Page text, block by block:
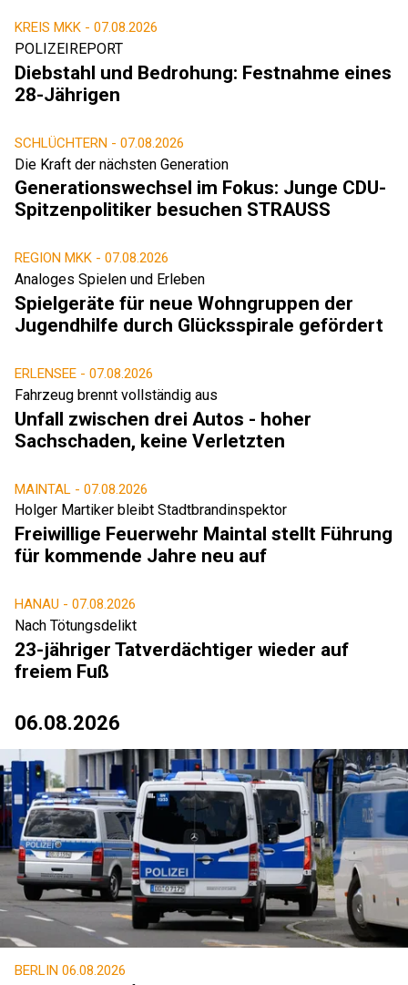
KREIS MKK - 07.08.2026
POLIZEIREPORT
Diebstahl und Bedrohung: Festnahme eines
28-Jährigen
SCHLÜCHTERN - 07.08.2026
Die Kraft der nächsten Generation
Generationswechsel im Fokus: Junge CDU-
Spitzenpolitiker besuchen STRAUSS
REGION MKK - 07.08.2026
Analoges Spielen und Erleben
Spielgeräte für neue Wohngruppen der
Jugendhilfe durch Glücksspirale gefördert
ERLENSEE - 07.08.2026
Fahrzeug brennt vollständig aus
Unfall zwischen drei Autos - hoher
Sachschaden, keine Verletzten
MAINTAL - 07.08.2026
Holger Martiker bleibt Stadtbrandinspektor
Freiwillige Feuerwehr Maintal stellt Führung
für kommende Jahre neu auf
HANAU - 07.08.2026
Nach Tötungsdelikt
23-jähriger Tatverdächtiger wieder auf
freiem Fuß
06.08.2026
BERLIN 06.08.2026